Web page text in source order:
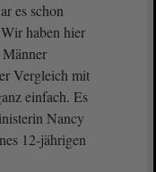
es schon
haben hier
Vergleich mit
einfach. Es
Nancy
12-jährigen